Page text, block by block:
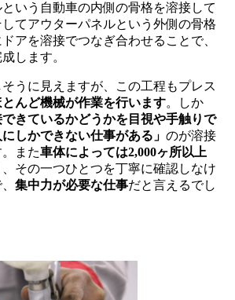
いう自動車の内側の骨格を溶接して
てアウターパネルという外側の骨格
アを溶接でつなぎ合わせることで、
します。
うに見えますが、この工程もプレス
とんど機械が作業を行います。しか
きているかどうかを目視や手触りで
しかできない仕事がある」 のが溶接
また車体によっては2,000ヶ所以上
その一つひとつを丁寧に確認しなけ
集中力が必要な仕事だと言えるでし